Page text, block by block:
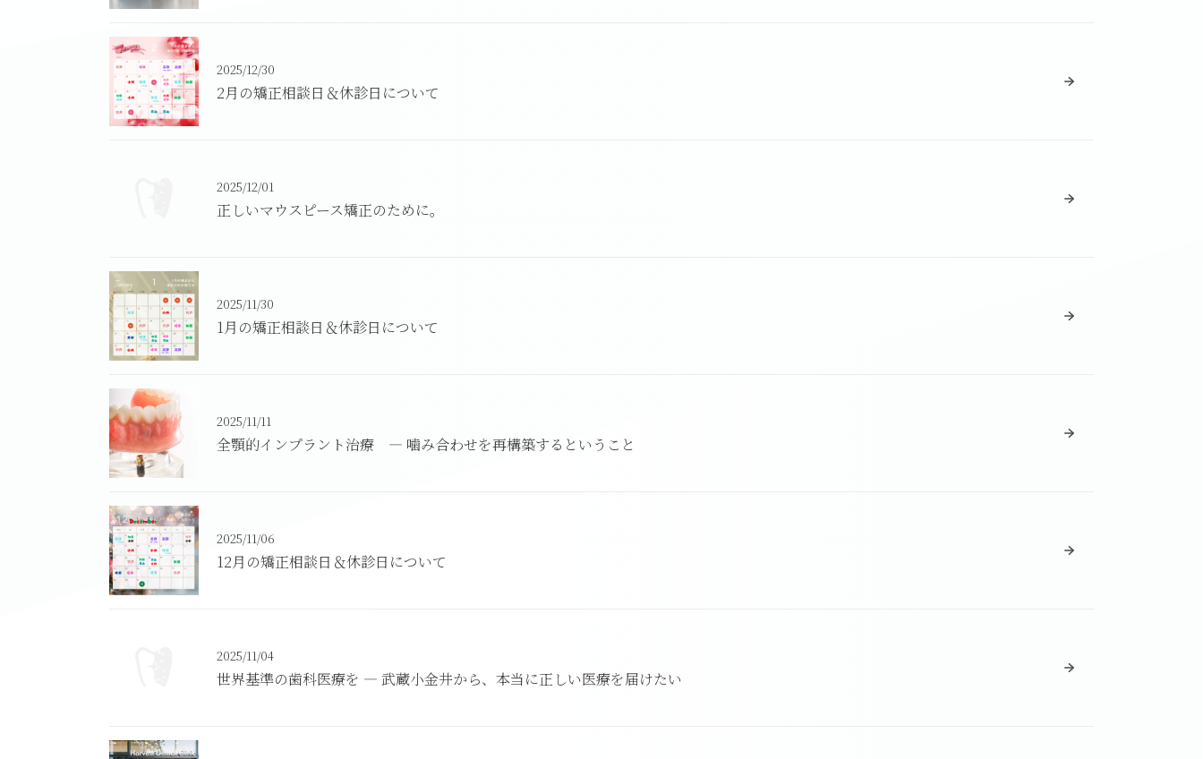
2025/12/30
2月の矯正相談日＆休診日について
2025/12/01
正しいマウスピース矯正のために。
2025/11/30
1月の矯正相談日＆休診日について
2025/11/11
全顎的インプラント治療 ― 噛み合わせを再構築するということ
2025/11/06
12月の矯正相談日＆休診日について
2025/11/04
世界基準の歯科医療を ― 武蔵小金井から、本当に正しい医療を届けたい